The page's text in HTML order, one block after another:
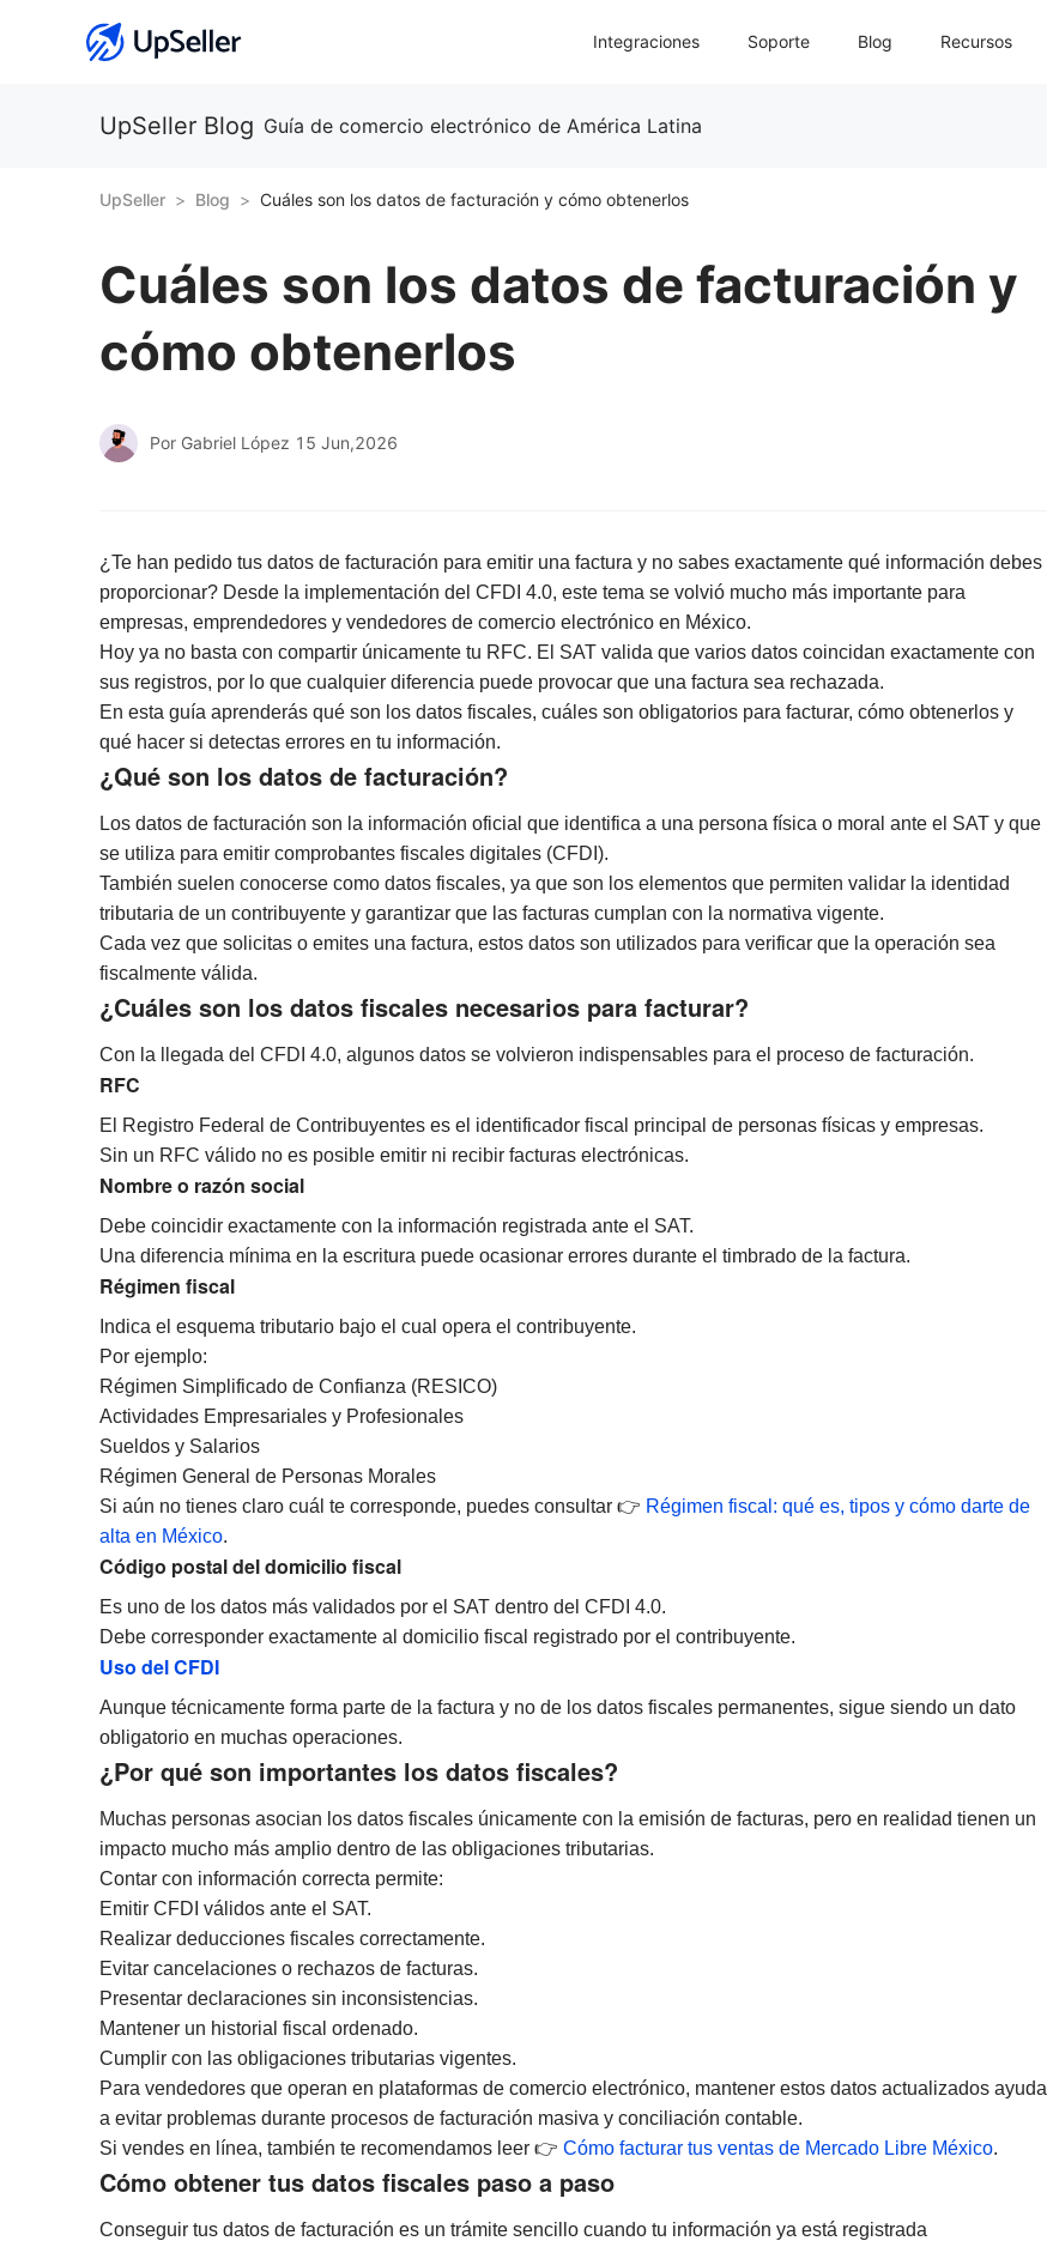
Integraciones Soporte Blog Recursos
UpSeller Blog Guía de comercio electrónico de América Latina
UpSeller Blog Cuáles son los datos de facturación y cómo obtenerlos
Cuáles son los datos de facturación y
cómo obtenerlos
Por Gabriel López 15 Jun,2026
¿Te han pedido tus datos de facturación para emitir una factura y no sabes exactamente qué información debes
proporcionar? Desde la implementación del CFDI 4.0, este tema se volvió mucho más importante para
empresas, emprendedores y vendedores de comercio electrónico en México.
Hoy ya no basta con compartir únicamente tu RFC. El SAT valida que varios datos coincidan exactamente con
sus registros, por lo que cualquier diferencia puede provocar que una factura sea rechazada.
En esta guía aprenderás qué son los datos fiscales, cuáles son obligatorios para facturar, cómo obtenerlos y
qué hacer si detectas errores en tu información.
¿Qué son los datos de facturación?
Los datos de facturación son la información oficial que identifica a una persona física o moral ante el SAT y que
se utiliza para emitir comprobantes fiscales digitales (CFDI).
También suelen conocerse como datos fiscales, ya que son los elementos que permiten validar la identidad
tributaria de un contribuyente y garantizar que las facturas cumplan con la normativa vigente.
Cada vez que solicitas o emites una factura, estos datos son utilizados para verificar que la operación sea
fiscalmente válida.
¿Cuáles son los datos fiscales necesarios para facturar?
Con la llegada del CFDI 4.0, algunos datos se volvieron indispensables para el proceso de facturación.
RFC
El Registro Federal de Contribuyentes es el identificador fiscal principal de personas físicas y empresas.
Sin un RFC válido no es posible emitir ni recibir facturas electrónicas.
Nombre o razón social
Debe coincidir exactamente con la información registrada ante el SAT.
Una diferencia mínima en la escritura puede ocasionar errores durante el timbrado de la factura.
Régimen fiscal
Indica el esquema tributario bajo el cual opera el contribuyente.
Por ejemplo:
Régimen Simplificado de Confianza (RESICO)
Actividades Empresariales y Profesionales
Sueldos y Salarios
Régimen General de Personas Morales
Si aún no tienes claro cuál te corresponde, puedes consultar 👉 Régimen fiscal: qué es, tipos y cómo darte de
alta en México.
Código postal del domicilio fiscal
Es uno de los datos más validados por el SAT dentro del CFDI 4.0.
Debe corresponder exactamente al domicilio fiscal registrado por el contribuyente.
Uso del CFDI
Aunque técnicamente forma parte de la factura y no de los datos fiscales permanentes, sigue siendo un dato
obligatorio en muchas operaciones.
¿Por qué son importantes los datos fiscales?
Muchas personas asocian los datos fiscales únicamente con la emisión de facturas, pero en realidad tienen un
impacto mucho más amplio dentro de las obligaciones tributarias.
Contar con información correcta permite:
Emitir CFDI válidos ante el SAT.
Realizar deducciones fiscales correctamente.
Evitar cancelaciones o rechazos de facturas.
Presentar declaraciones sin inconsistencias.
Mantener un historial fiscal ordenado.
Cumplir con las obligaciones tributarias vigentes.
Para vendedores que operan en plataformas de comercio electrónico, mantener estos datos actualizados ayuda
a evitar problemas durante procesos de facturación masiva y conciliación contable.
Si vendes en línea, también te recomendamos leer 👉 Cómo facturar tus ventas de Mercado Libre México.
Cómo obtener tus datos fiscales paso a paso
Conseguir tus datos de facturación es un trámite sencillo cuando tu información ya está registrada